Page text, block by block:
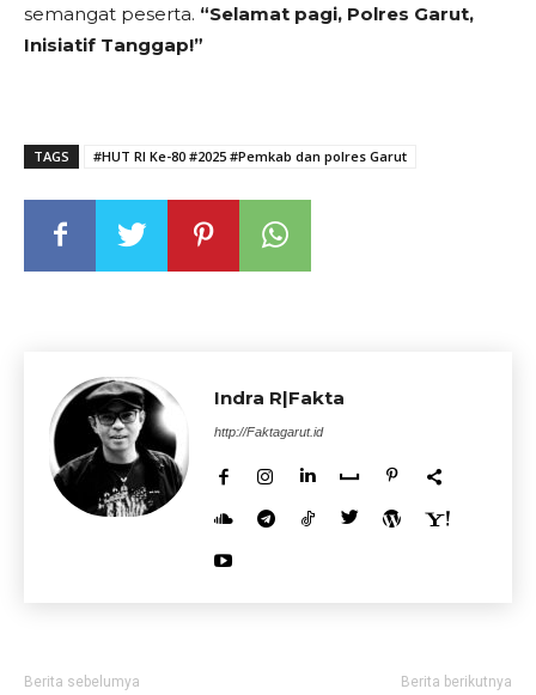
semangat peserta. “Selamat pagi, Polres Garut,
Inisiatif Tanggap!”
TAGS #HUT RI Ke-80 #2025 #Pemkab dan polres Garut
Indra R|Fakta
http://Faktagarut.id
Berita sebelumya Berita berikutnya